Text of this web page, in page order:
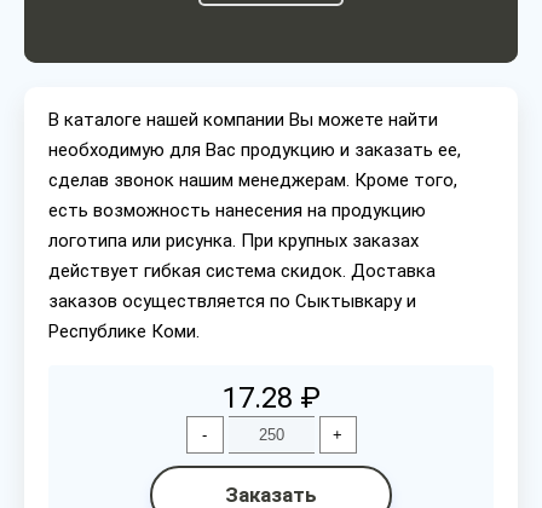
В каталоге нашей компании Вы можете найти
необходимую для Вас продукцию и заказать ее,
сделав звонок нашим менеджерам. Кроме того,
есть возможность нанесения на продукцию
логотипа или рисунка. При крупных заказах
действует гибкая система скидок. Доставка
заказов осуществляется по Сыктывкару и
Республике Коми.
17.28 ₽
- +
Заказать